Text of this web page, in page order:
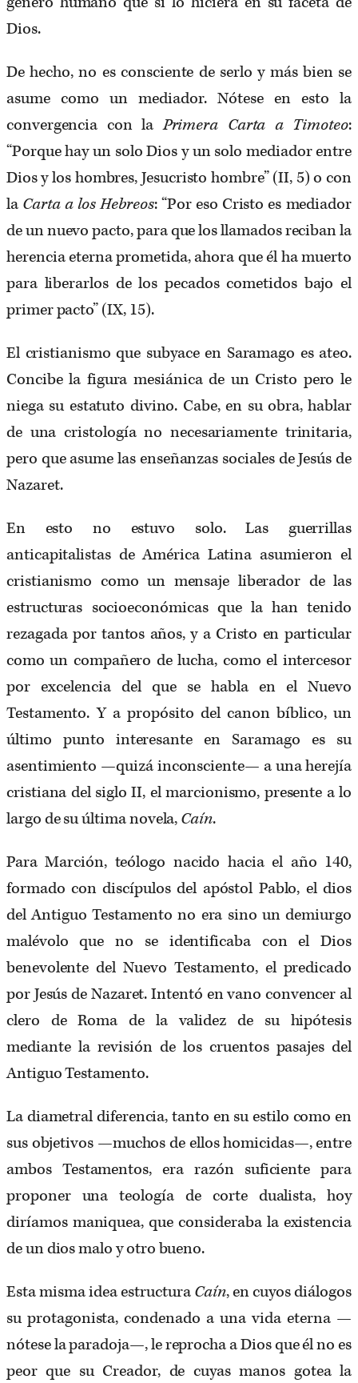
Dios.
De hecho, no es consciente de serlo y más bien se
asume como un mediador. Nótese en esto la
convergencia con laPrimera Carta a Timoteo:
“Porque hay un solo Dios y un solo mediador entre
Dios y los hombres, Jesucristo hombre” (II, 5) o con
la Carta a los Hebreos: “Por eso Cristo es mediador
de un nuevo pacto, para que los llamados reciban la
herencia eterna prometida, ahora que él ha muerto
para liberarlos de los pecados cometidos bajo el
primer pacto” (IX, 15).
El cristianismo que subyace en Saramago es ateo.
Concibe la figura mesiánica de un Cristo pero le
niega su estatuto divino. Cabe, en su obra, hablar
de una cristología no necesariamente trinitaria,
pero que asume las enseñanzas sociales de Jesús de
Nazaret.
En esto no estuvo solo. Las guerrillas
anticapitalistas de América Latina asumieron el
cristianismo como un mensaje liberador de las
estructuras socioeconómicas que la han tenido
rezagada por tantos años, y a Cristo en particular
como un compañero de lucha, como el intercesor
por excelencia del que se habla en el Nuevo
Testamento. Y a propósito del canon bíblico, un
último punto interesante en Saramago es su
asentimiento —quizá inconsciente— a una herejía
cristiana del siglo II, el marcionismo, presente a lo
largo de su última novela,Caín.
Para Marción, teólogo nacido hacia el año 140,
formado con discípulos del apóstol Pablo, el dios
del Antiguo Testamento no era sino un demiurgo
malévolo que no se identificaba con el Dios
benevolente del Nuevo Testamento, el predicado
por Jesús de Nazaret. Intentó en vano convencer al
clero de Roma de la validez de su hipótesis
mediante la revisión de los cruentos pasajes del
Antiguo Testamento.
La diametral diferencia, tanto en su estilo como en
sus objetivos —muchos de ellos homicidas—, entre
ambos Testamentos, era razón suficiente para
proponer una teología de corte dualista, hoy
diríamos maniquea, que consideraba la existencia
de un dios malo y otro bueno.
Esta misma idea estructuraCaín, en cuyos diálogos
su protagonista, condenado a una vida eterna —
nótese la paradoja—, le reprocha a Dios que él no es
peor que su Creador, de cuyas manos gotea la